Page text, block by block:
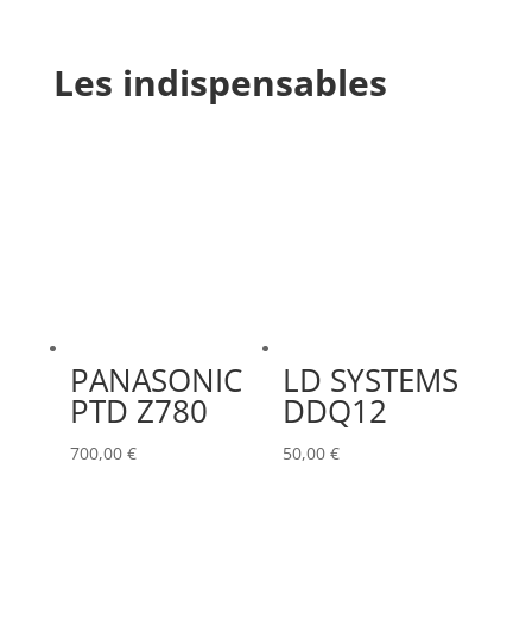
Les indispensables
PANASONIC
PTD Z780
700,00 €
LD SYSTEMS
DDQ12
50,00 €